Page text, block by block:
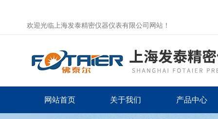
欢迎光临上海发泰精密仪器仪表有限公司网站！
网站首页 关于我们 产品中心